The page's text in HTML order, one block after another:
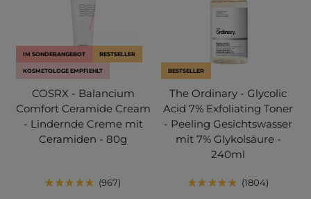
IM SONDERANGEBOT BESTSELLER
KOSMETOLOGE EMPFIEHLT
COSRX - Balancium
Comfort Ceramide Cream
- Lindernde Creme mit
Ceramiden - 80g
967
BESTSELLER
The Ordinary - Glycolic
Acid 7% Exfoliating Toner
- Peeling Gesichtswasser
mit 7% Glykolsäure -
240ml
1804